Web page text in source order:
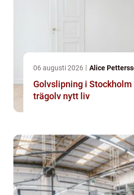
06 augusti 2026 Alice
Golvslipning i
trägolv nytt liv